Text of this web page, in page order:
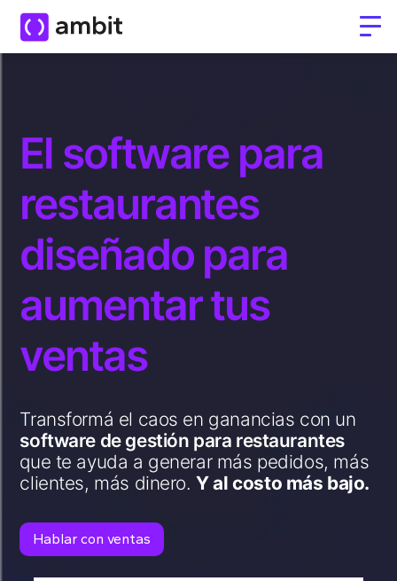
El software para
restaurantes
diseñado para
aumentar tus
ventas
Transformá el caos en ganancias con un
software de gestión para restaurantes
que te ayuda a generar más pedidos, más
clientes, más dinero.Y al costo más bajo.
Hablar con ventas